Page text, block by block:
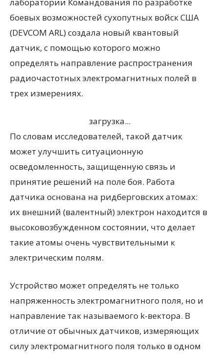
лаборатории Командования по разработке
боевых возможностей сухопутных войск США
(DEVCOM ARL) создала новый квантовый
датчик, с помощью которого можно
определять направление распространения
радиочастотных электромагнитных полей в
трех измерениях.
загрузка...
По словам исследователей, такой датчик
может улучшить ситуационную
осведомленность, защищенную связь и
принятие решений на поле боя. Работа
датчика основана на ридберговских атомах:
их внешний (валентный) электрон находится в
высоковозбужденном состоянии, что делает
такие атомы очень чувствительными к
электрическим полям.
Устройство может определять не только
напряженность электромагнитного поля, но и
направление так называемого k-вектора. В
отличие от обычных датчиков, измеряющих
силу электромагнитного поля только в одном